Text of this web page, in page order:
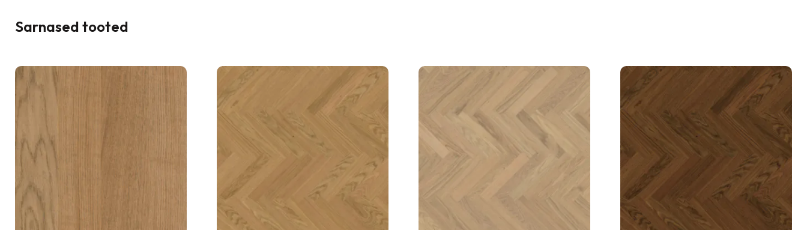
Sarnased tooted